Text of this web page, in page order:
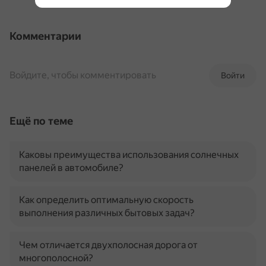
Комментарии
Войти
Войдите, чтобы комментировать
Ещё по теме
Каковы преимущества использования солнечных
панелей в автомобиле?
Как определить оптимальную скорость
выполнения различных бытовых задач?
Чем отличается двухполосная дорога от
многополосной?